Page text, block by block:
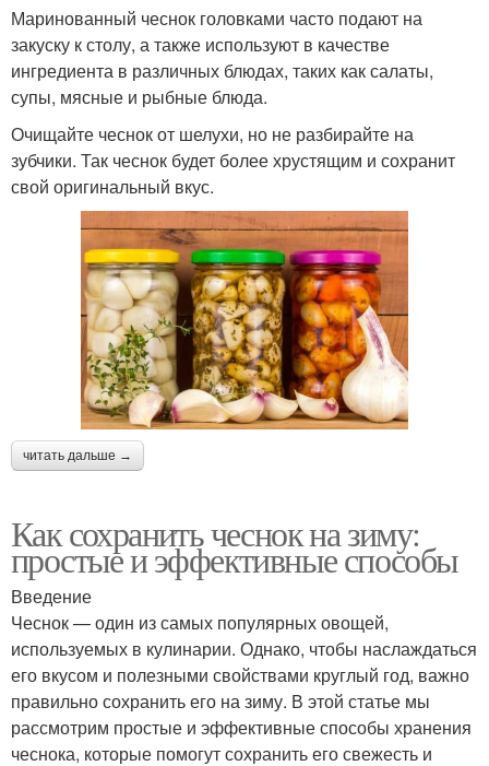
Маринованный чеснок головками часто подают на
закуску к столу, а также используют в качестве
ингредиента в различных блюдах, таких как салаты,
супы, мясные и рыбные блюда.
Очищайте чеснок от шелухи, но не разбирайте на
зубчики. Так чеснок будет более хрустящим и сохранит
свой оригинальный вкус.
читать дальше →
Как сохранить чеснок на зиму:
простые и эффективные способы
Введение
Чеснок — один из самых популярных овощей,
используемых в кулинарии. Однако, чтобы наслаждаться
его вкусом и полезными свойствами круглый год, важно
правильно сохранить его на зиму. В этой статье мы
рассмотрим простые и эффективные способы хранения
чеснока, которые помогут сохранить его свежесть и